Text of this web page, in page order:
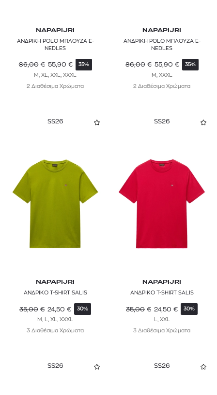
NAPAPIJRI
ΑΝΔΡΙΚΗ POLO ΜΠΛΟΥΖΑ E-
NEDLES
86,00 € 55,90 € 35%
M, XL, XXL, XXXL
2 Διαθέσιμα Χρώματα
NAPAPIJRI
ΑΝΔΡΙΚΗ POLO ΜΠΛΟΥΖΑ E-
NEDLES
86,00 € 55,90 € 35%
M, XXXL
2 Διαθέσιμα Χρώματα
SS26
NAPAPIJRI
ΑΝΔΡΙΚΟ T-SHIRT SALIS
35,00 € 24,50 € 30%
M, L, XL, XXXL
3 Διαθέσιμα Χρώματα
SS26
NAPAPIJRI
ΑΝΔΡΙΚΟ T-SHIRT SALIS
35,00 € 24,50 € 30%
L, XXL
3 Διαθέσιμα Χρώματα
SS26 SS26